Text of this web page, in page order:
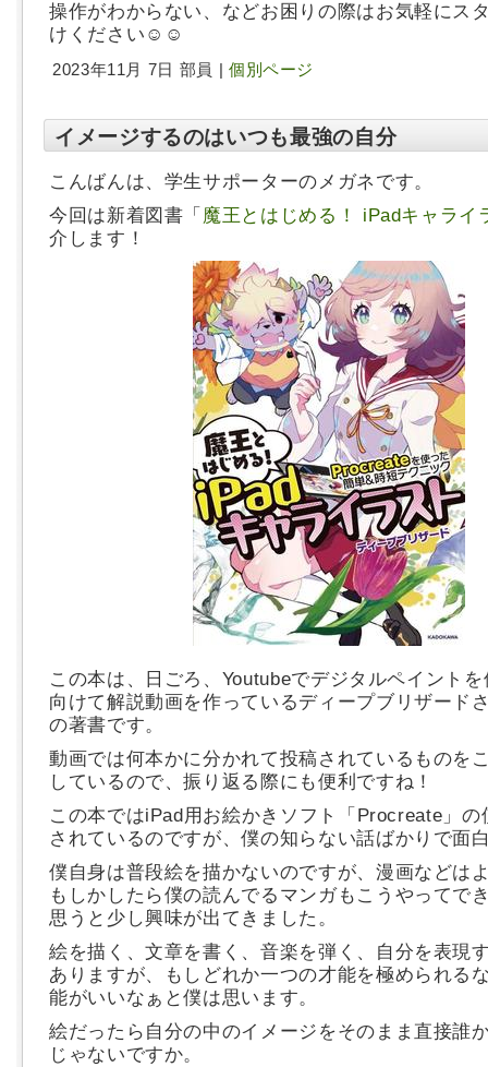
操作がわからない、などお困りの際はお気軽にス
けください☺☺
2023年11月 7日 部員 | 個別ページ
イメージするのはいつも最強の自分
こんばんは、学生サポーターのメガネです。
今回は新着図書「 魔王とはじめる！ iPadキャライ
介します！
この本は、日ごろ、Youtubeでデジタルペイント
向けて解説動画を作っているディープブリザード
の著書です。
動画では何本かに分かれて投稿されているものを
しているので、振り返る際にも便利ですね！
この本ではiPad用お絵かきソフト「Procreate」の
されているのですが、僕の知らない話ばかりで面
僕自身は普段絵を描かないのですが、漫画などは
もしかしたら僕の読んでるマンガもこうやってで
思うと少し興味が出てきました。
絵を描く、文章を書く、音楽を弾く、自分を表現
ありますが、もしどれか一つの才能を極められる
能がいいなぁと僕は思います。
絵だったら自分の中のイメージをそのまま直接誰
じゃないですか。